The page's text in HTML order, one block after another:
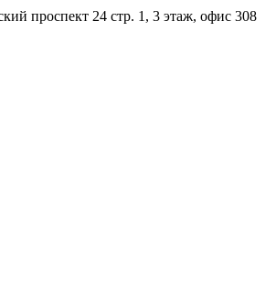
проспект 24 стр. 1, 3 этаж, офис 308